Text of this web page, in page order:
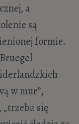
a
są
formie.
w mur”,
się